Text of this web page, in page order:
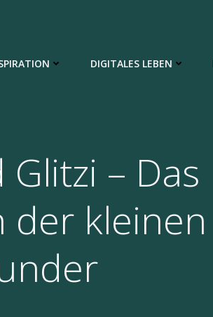
DIGITALES LEBEN
– Das
der kleinen